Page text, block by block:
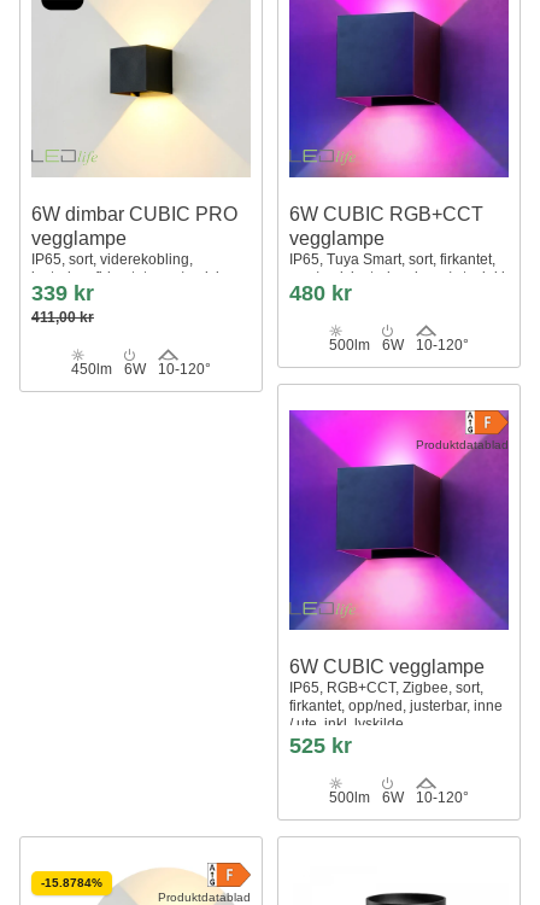
6W dimbar CUBIC PRO
vegglampe
IP65, sort, viderekobling,
justerbar, firkantet, opp/ned, inne
/ ute, inkl. lyskilde
339 kr
411,00 kr
450lm 6W 10-120°
6W CUBIC RGB+CCT
vegglampe
IP65, Tuya Smart, sort, firkantet,
opp/ned, justerbar, inne / ute, inkl.
lyskilde
480 kr
500lm 6W 10-120°
Produktdatablad
6W CUBIC vegglampe
IP65, RGB+CCT, Zigbee, sort,
firkantet, opp/ned, justerbar, inne
/ ute, inkl. lyskilde
525 kr
500lm 6W 10-120°
Produktdatablad
-15.8784%